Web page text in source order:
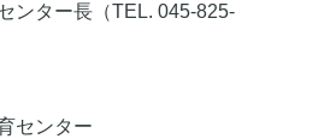
ンター長（TEL. 045-825-
センター